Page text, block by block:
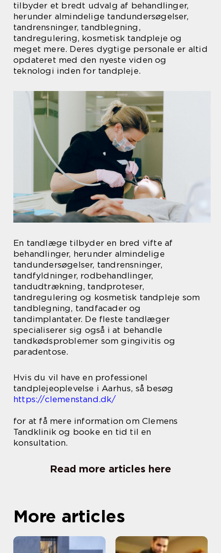
tilbyder et bredt udvalg af behandlinger,
herunder almindelige tandundersøgelser,
tandrensninger, tandblegning,
tandregulering, kosmetisk tandpleje og
meget mere. Deres dygtige personale er altid
opdateret med den nyeste viden og
teknologi inden for tandpleje.
En tandlæge tilbyder en bred vifte af
behandlinger, herunder almindelige
tandundersøgelser, tandrensninger,
tandfyldninger, rodbehandlinger,
tandudtrækning, tandproteser,
tandregulering og kosmetisk tandpleje som
tandblegning, tandfacader og
tandimplantater. De fleste tandlæger
specialiserer sig også i at behandle
tandkødsproblemer som gingivitis og
paradentose.
Hvis du vil have en professionel
tandplejeoplevelse i Aarhus, så besøg
https://clemenstand.dk/
for at få mere information om Clemens
Tandklinik og booke en tid til en
konsultation.
Read more articles here
More articles